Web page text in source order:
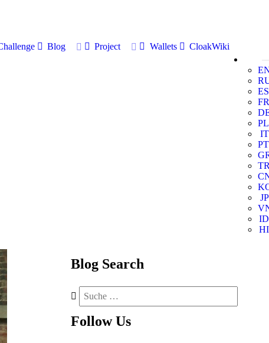
Blog Project Wallets
CloakWiki
ES
FR
PL
IT
PT
JP
ID
HI
Blog Search
Follow Us